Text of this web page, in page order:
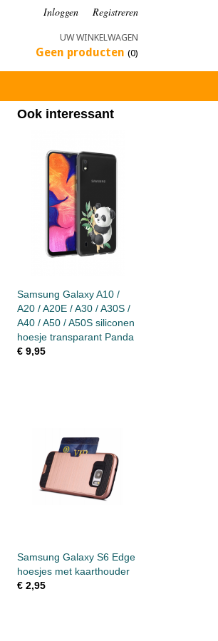
Inloggen Registreren
UW WINKELWAGEN
Geen producten (0)
Ook interessant
Samsung Galaxy A10 /
A20 / A20E / A30 / A30S /
A40 / A50 / A50S siliconen
hoesje transparant Panda
€ 9,95
Samsung Galaxy S6 Edge
hoesjes met kaarthouder
€ 2,95